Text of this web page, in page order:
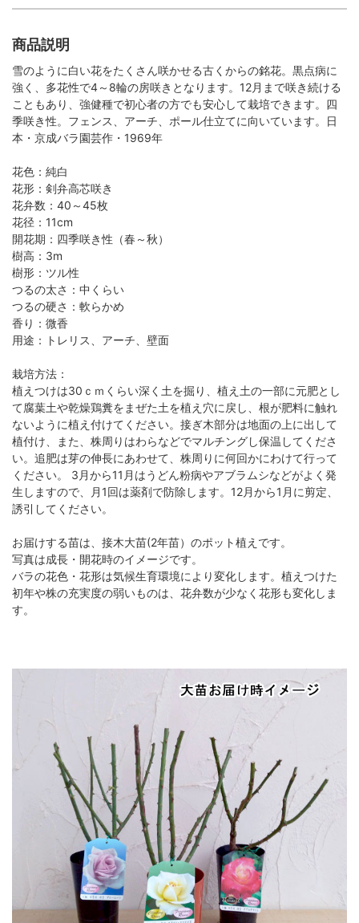
商品説明
雪のように白い花をたくさん咲かせる古くからの銘花。黒点病に
強く、多花性で4～8輪の房咲きとなります。12月まで咲き続ける
こともあり、強健種で初心者の方でも安心して栽培できます。四
季咲き性。フェンス、アーチ、ポール仕立てに向いています。日
本・京成バラ園芸作・1969年
花色：純白
花形：剣弁高芯咲き
花弁数：40～45枚
花径：11cm
開花期：四季咲き性（春～秋）
樹高：3m
樹形：ツル性
つるの太さ：中くらい
つるの硬さ：軟らかめ
香り：微香
用途：トレリス、アーチ、壁面
栽培方法：
植えつけは30ｃｍくらい深く土を掘り、植え土の一部に元肥とし
て腐葉土や乾燥鶏糞をまぜた土を植え穴に戻し、根が肥料に触れ
ないように植え付けてください。接ぎ木部分は地面の上に出して
植付け、また、株周りはわらなどでマルチングし保温してくださ
い。追肥は芽の伸長にあわせて、株周りに何回かにわけて行って
ください。 3月から11月はうどん粉病やアブラムシなどがよく発
生しますので、月1回は薬剤で防除します。12月から1月に剪定、
誘引してください。
お届けする苗は、接木大苗(2年苗）のポット植えです。
写真は成長・開花時のイメージです。
バラの花色・花形は気候生育環境により変化します。植えつけた
初年や株の充実度の弱いものは、花弁数が少なく花形も変化しま
す。